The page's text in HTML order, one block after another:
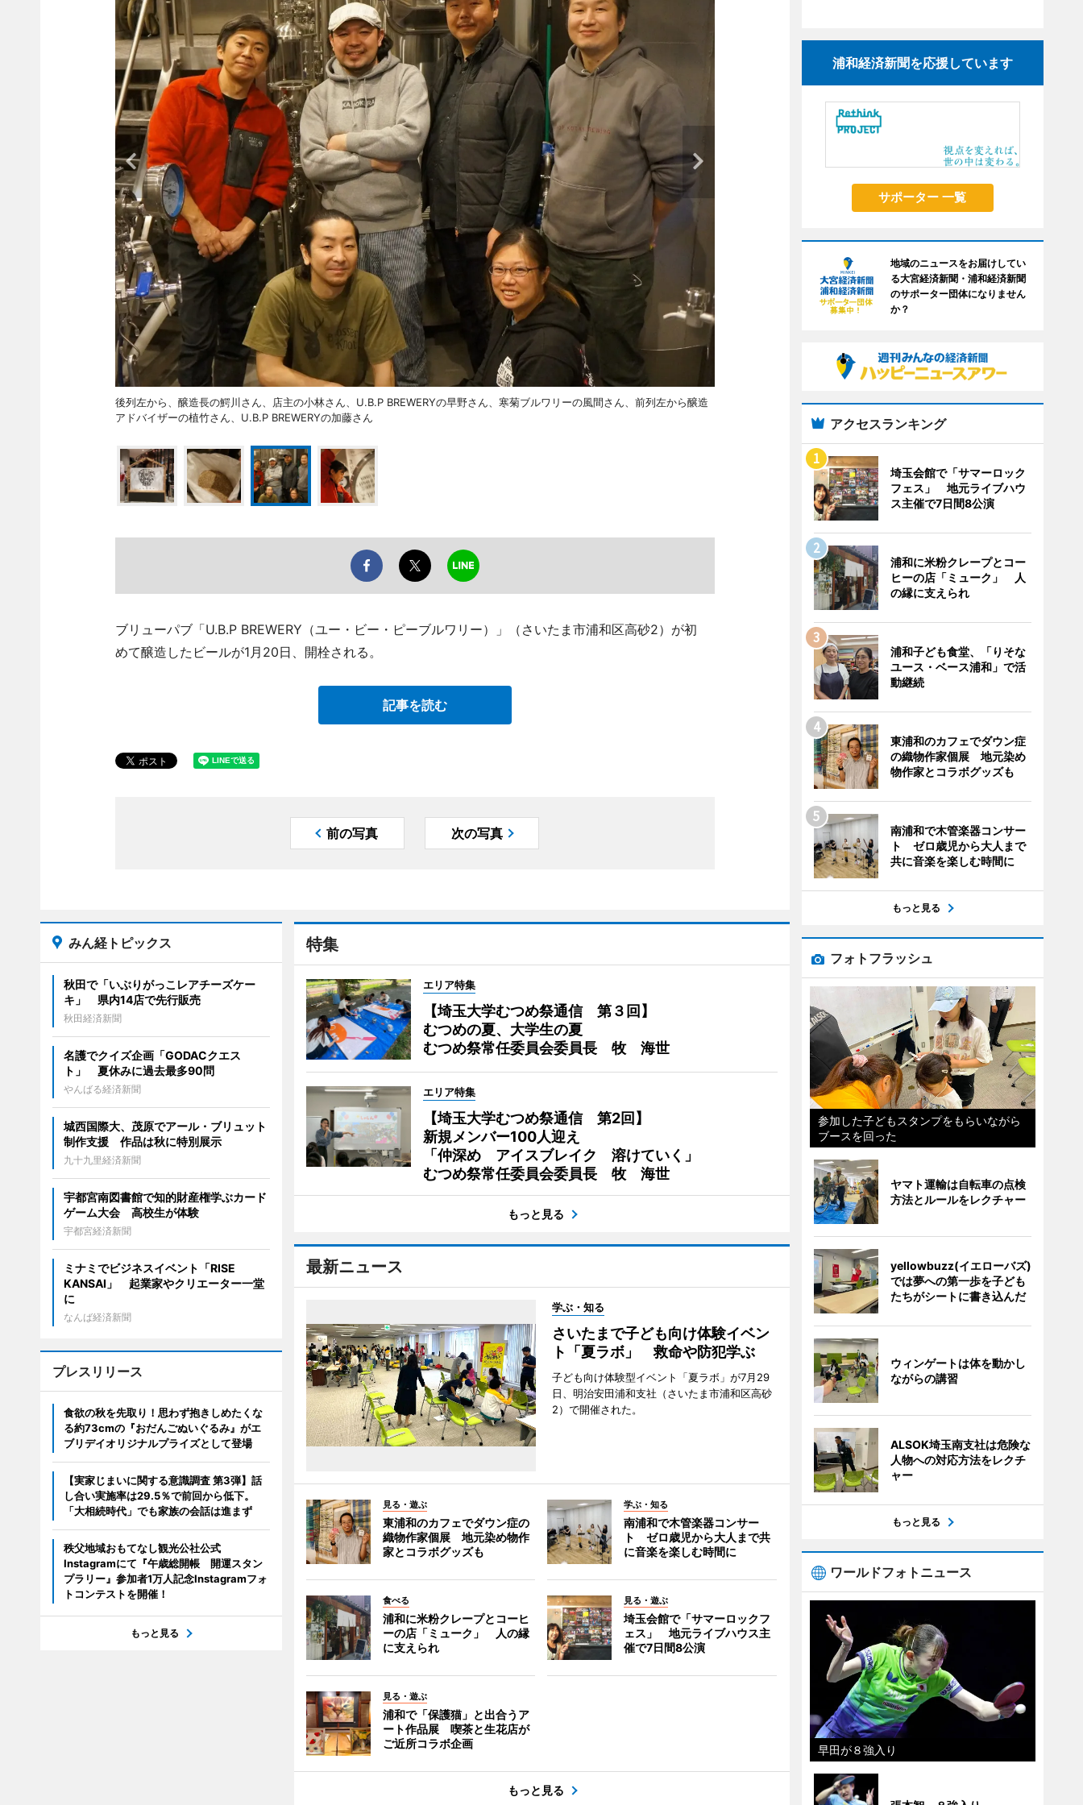
後列左から、醸造長の鰐川さん、店主の小林さん、U.B.P BREWERYの早野さん、寒菊ブルワリーの風間さん、前列左から醸造
アドバイザーの植竹さん、U.B.P BREWERYの加藤さん
ブリューパブ「U.B.P BREWERY（ユー・ビー・ピーブルワリー）」（さいたま市浦和区高砂2）が初
めて醸造したビールが1月20日、開栓される。
記事を読む
前の写真 次の写真
特集
エリア特集
【埼玉大学むつめ祭通信 第３回】
むつめの夏、大学生の夏
むつめ祭常任委員会委員長 牧 海世
エリア特集
【埼玉大学むつめ祭通信 第2回】
新規メンバー100人迎え
「仲深め アイスブレイク 溶けていく」
むつめ祭常任委員会委員長 牧 海世
もっと見る
最新ニュース
学ぶ・知る
さいたまで子ども向け体験イベン
ト「夏ラボ」 救命や防犯学ぶ
子ども向け体験型イベント「夏ラボ」が7月29
日、明治安田浦和支社（さいたま市浦和区高砂
2）で開催された。
見る・遊ぶ
東浦和のカフェでダウン症の
織物作家個展 地元染め物作
家とコラボグッズも
学ぶ・知る
南浦和で木管楽器コンサー
ト ゼロ歳児から大人まで共
に音楽を楽しむ時間に
食べる
浦和に米粉クレープとコーヒ
ーの店「ミューク」 人の縁
に支えられ
見る・遊ぶ
埼玉会館で「サマーロックフ
ェス」 地元ライブハウス主
催で7日間8公演
見る・遊ぶ
浦和で「保護猫」と出合うア
ート作品展 喫茶と生花店が
ご近所コラボ企画
もっと見る
みん経トピックス
秋田で「いぶりがっこレアチーズケー
キ」 県内14店で先行販売
秋田経済新聞
名護でクイズ企画「GODACクエス
ト」 夏休みに過去最多90問
やんばる経済新聞
城西国際大、茂原でアール・ブリュット
制作支援 作品は秋に特別展示
九十九里経済新聞
宇都宮南図書館で知的財産権学ぶカード
ゲーム大会 高校生が体験
宇都宮経済新聞
ミナミでビジネスイベント「RISE
KANSAI」 起業家やクリエーター一堂
に
なんば経済新聞
プレスリリース
食欲の秋を先取り！思わず抱きしめたくな
る約73cmの『おだんごぬいぐるみ』がエ
ブリデイオリジナルプライズとして登場
【実家じまいに関する意識調査 第3弾】話
し合い実施率は29.5％で前回から低下。
「大相続時代」でも家族の会話は進まず
秩父地域おもてなし観光公社公式
Instagramにて『午歳総開帳 開運スタン
プラリー』参加者1万人記念Instagramフォ
トコンテストを開催！
もっと見る
浦和経済新聞を応援しています
サポーター 一覧
地域のニュースをお届けしてい
る大宮経済新聞・浦和経済新聞
のサポーター団体になりません
か？
アクセスランキング
埼玉会館で「サマーロック
フェス」 地元ライブハウ
ス主催で7日間8公演
浦和に米粉クレープとコー
ヒーの店「ミューク」 人
の縁に支えられ
浦和子ども食堂、「りそな
ユース・ベース浦和」で活
動継続
東浦和のカフェでダウン症
の織物作家個展 地元染め
物作家とコラボグッズも
南浦和で木管楽器コンサー
ト ゼロ歳児から大人まで
共に音楽を楽しむ時間に
もっと見る
フォトフラッシュ
参加した子どもスタンプをもらいながら
ブースを回った
ヤマト運輸は自転車の点検
方法とルールをレクチャー
yellowbuzz(イエローバズ)
では夢への第一歩を子ども
たちがシートに書き込んだ
ウィンゲートは体を動かし
ながらの講習
ALSOK埼玉南支社は危険な
人物への対応方法をレクチ
ャー
もっと見る
ワールドフォトニュース
早田が８強入り